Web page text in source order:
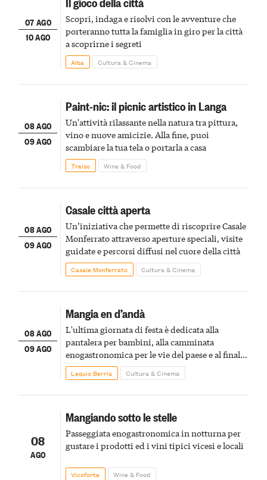
07 AGO
10 AGO
Scopri, indaga e risolvi con le avventure che
porteranno tutta la famiglia in giro per la città
a scoprirne i segreti
Alba Cultura & Cinema
08 AGO
09 AGO
Paint-nic: il picnic artistico in Langa
Un'attività rilassante nella natura tra pittura,
vino e nuove amicizie. Alla fine, puoi
scambiare la tua tela o portarla a casa
Treiso Wine & Food
08 AGO
09 AGO
Casale città aperta
Un’iniziativa che permette di riscoprire Casale
Monferrato attraverso aperture speciali, visite
guidate e percorsi diffusi nel cuore della città
Casale Monferrato Cultura & Cinema
08 AGO
09 AGO
Mangia en d’andà
L'ultima giornata di festa è dedicata alla
pantalera per bambini, alla camminata
enogastronomica per le vie del paese e al finale
pirotecnico
Lequio Berria Cultura & Cinema
08
AGO
Mangiando sotto le stelle
Passeggiata enogastronomica in notturna per
gustare i prodotti ed i vini tipici vicesi e locali
Vicoforte Wine & Food